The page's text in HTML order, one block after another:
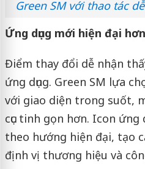
Green SM với thao tác
Ứng dụng mới hiện đại
Điểm thay đổi dễ nhận
ứng dụng. Green SM lựa
với giao diện trong suốt,
cục tinh gọn hơn. Icon ứng
theo hướng hiện đại, tạo
định vị thương hiệu và